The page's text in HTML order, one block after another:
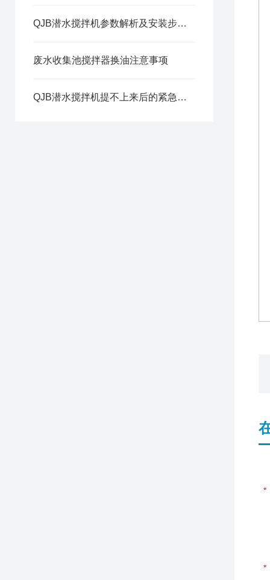
QJB潜水搅拌机参数解析及安装步骤分享
废水收集池搅拌器换油注意事项
QJB潜水搅拌机提不上来后的紧急处理方法